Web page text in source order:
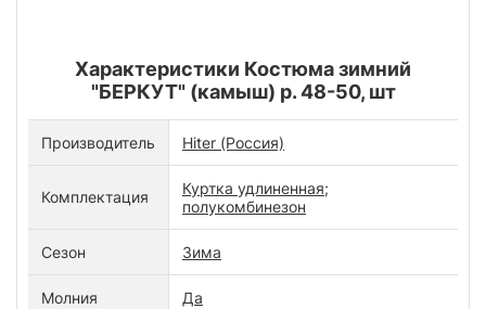
Характеристики Костюма зимний
"БЕРКУТ" (камыш) р. 48-50, шт
Производитель Hiter (Россия)
Комплектация
Куртка удлиненная;
полукомбинезон
Сезон Зима
Молния Да